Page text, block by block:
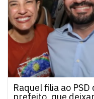
Raquel filia ao